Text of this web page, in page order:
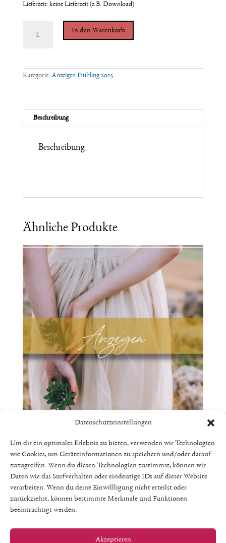
Datenschutzeinstellungen
Um dir ein optimales Erlebnis zu bieten, verwenden wir Technologien
wie Cookies, um Geräteinformationen zu speichern und/oder darauf
zuzugreifen. Wenn du diesen Technologien zustimmst, können wir
Daten wie das Surfverhalten oder eindeutige IDs auf dieser Website
verarbeiten. Wenn du deine Einwillligung nicht erteilst oder
zurückziehst, können bestimmte Merkmale und Funktionen
beeinträchtigt werden.
Akzeptieren
Lieferzeit: keine Lieferzeit (z.B. Download)
Seite
Frühling
2025
In den Warenkorb
Kategorie: Anzeigen Frühling 2025
Beschreibung
Beschreibung
Ähnliche Produkte
Anzeige mit Bild & Text 1/3 Seite –
The Mothering Journey – Winter
2025
€119,00
Enthält 19% MwSt.